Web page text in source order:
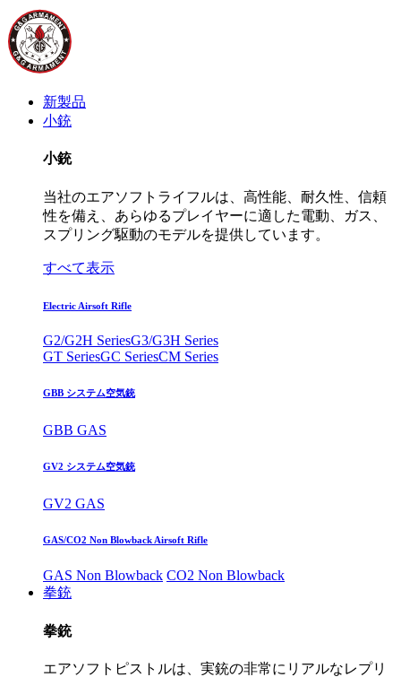
新製品
小銃
小銃
当社のエアソフトライフルは、高性能、耐久性、信頼
性を備え、あらゆるプレイヤーに適した電動、ガス、
スプリング駆動のモデルを提供しています。
すべて表示
Electric Airsoft Rifle
G2/G2H SeriesG3/G3H Series
GT SeriesGC SeriesCM Series
GBB システム空気銃
GBB GAS
GV2 システム空気銃
GV2 GAS
GAS/CO2 Non Blowback Airsoft Rifle
GAS Non Blowback CO2 Non Blowback
拳銃
拳銃
エアソフトピストルは、実銃の非常にリアルなレプリ